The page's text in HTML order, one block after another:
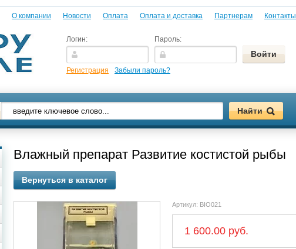
О компании Новости Оплата Оплата и доставка Партнерам Контакты
Логин: Пароль:
Регистрация Забыли пароль?
Влажный препарат Развитие костистой рыбы
Вернуться в каталог
Артикул: BIO021
1 600.00 руб.